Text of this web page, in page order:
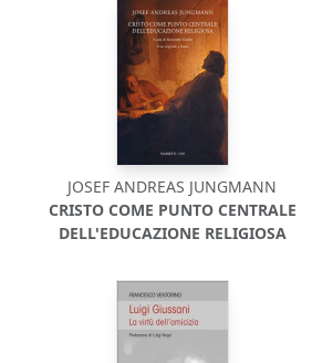
JOSEF ANDREAS JUNGMANN
CRISTO COME PUNTO CENTRALE
DELL'EDUCAZIONE RELIGIOSA